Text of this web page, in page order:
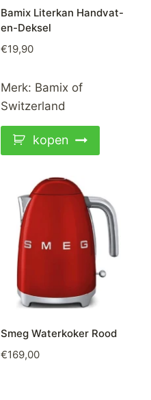
Bamix Literkan Handvat-
en-Deksel
€19,90
Merk: Bamix of
Switzerland
kopen
Smeg Waterkoker Rood
€169,00